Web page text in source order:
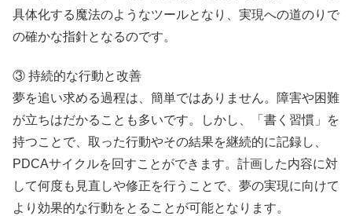
具体化する魔法のようなツールとなり、実現への道のりで
の確かな指針となるのです。
③ 持続的な行動と改善
夢を追い求める過程は、簡単ではありません。障害や困難
が立ちはだかることも多いです。しかし、「書く習慣」を
持つことで、取った行動やその結果を継続的に記録し、
PDCAサイクルを回すことができます。計画した内容に対
して何度も見直しや修正を行うことで、夢の実現に向けて
より効果的な行動をとることが可能となります。